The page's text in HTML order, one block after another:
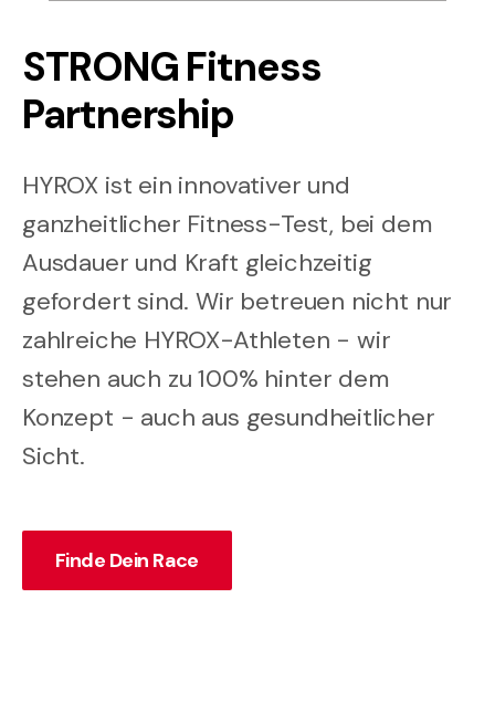
STRONG Fitness
Partnership
HYROX ist ein innovativer und
ganzheitlicher Fitness-Test, bei dem
Ausdauer und Kraft gleichzeitig
gefordert sind. Wir betreuen nicht nur
zahlreiche HYROX-Athleten - wir
stehen auch zu 100% hinter dem
Konzept - auch aus gesundheitlicher
Sicht.
Finde Dein Race